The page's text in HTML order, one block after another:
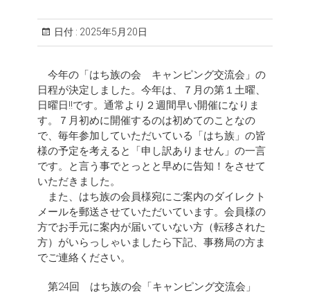
日付 : 2025年5月20日
今年の「はち族の会 キャンピング交流会」の
日程が決定しました。今年は、７月の第１土曜、
日曜日!!です。通常より２週間早い開催になりま
す。７月初めに開催するのは初めてのことなの
で、毎年参加していただいている「はち族」の皆
様の予定を考えると「申し訳ありません」の一言
です。と言う事でとっとと早めに告知！をさせて
いただきました。
また、はち族の会員様宛にご案内のダイレクト
メールを郵送させていただいています。会員様の
方でお手元に案内が届いていない方（転移された
方）がいらっしゃいましたら下記、事務局の方ま
でご連絡ください。
第24回 はち族の会「キャンピング交流会」